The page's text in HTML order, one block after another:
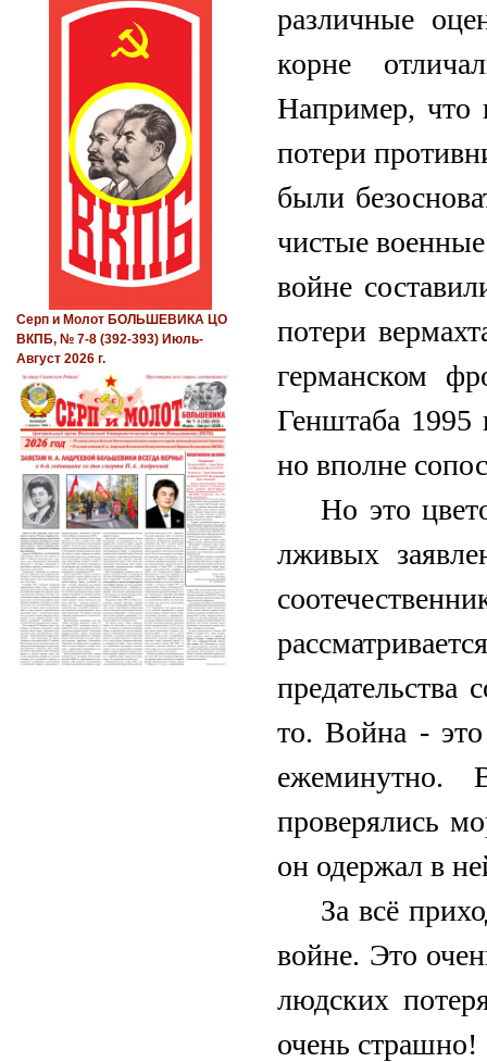
различные
корне
Например, что
потери
были
чистые
войне
потери
германском
Генштаба
но вполне
Но это
лживых
то. Война -
ежеминутно.
проверялись
он одержал в
За всё
войне. Это
людских
очень страшно!
Серп и Молот БОЛЬШЕВИКА ЦО
ВКПБ, № 7-8 (392-393) Июль-
Август 2026 г.